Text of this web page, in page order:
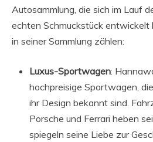
Autosammlung, die sich im Lauf
echten Schmuckstück entwickelt
in seiner Sammlung zählen:
Luxus-Sportwagen:
hochpreisige Sportwagen,
ihr Design bekannt sind.
Porsche und Ferrari heben
spiegeln seine Liebe zur